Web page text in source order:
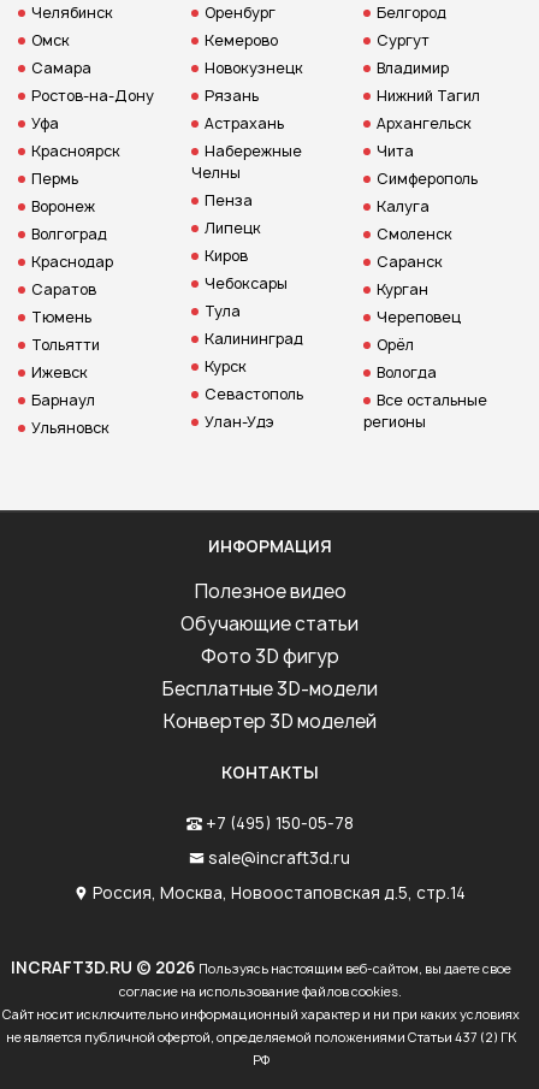
Челябинск
Омск
Самара
Ростов-на-Дону
Уфа
Красноярск
Пермь
Воронеж
Волгоград
Краснодар
Саратов
Тюмень
Тольятти
Ижевск
Барнаул
Ульяновск
Оренбург
Кемерово
Новокузнецк
Рязань
Астрахань
Набережные
Челны
Пенза
Липецк
Киров
Чебоксары
Тула
Калининград
Курск
Севастополь
Улан-Удэ
Белгород
Сургут
Владимир
Нижний Тагил
Архангельск
Чита
Симферополь
Калуга
Смоленск
Саранск
Курган
Череповец
Орёл
Вологда
Все остальные
регионы
ИНФОРМАЦИЯ
Полезное видео
Обучающие статьи
Фото 3D фигур
Бесплатные 3D-модели
Конвертер 3D моделей
КОНТАКТЫ
+7 (495) 150-05-78
sale@incraft3d.ru
Россия, Москва, Новоостаповская д.5, стр.14
INCRAFT3D.RU © 2026 Пользуясь настоящим веб-сайтом, вы даете свое
согласие на использование файлов cookies.
Сайт носит исключительно информационный характер и ни при каких условиях
не является публичной офертой, определяемой положениями Статьи 437 (2) ГК
РФ